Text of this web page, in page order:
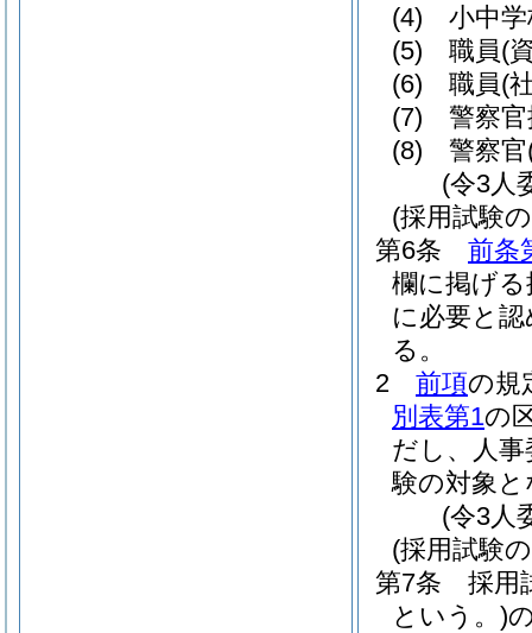
(4)
小中
(5)
職員(
(6)
職員(
(7)
警察
(8)
警察官
(令3人
(採用試験
第6条
前条
欄に掲げ
に必要と
る。
2
前項の規
別表第1の
だし、人
験の対象
(令3人
(採用試験
第7条
採用
という。)